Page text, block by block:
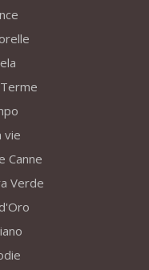
vie
Canne
Verde